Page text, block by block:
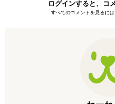
ログインすると、コ
すべてのコメントを見るには